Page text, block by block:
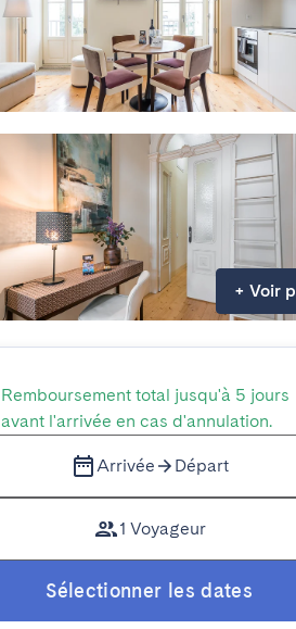
+ Voir
Remboursement total jusqu'à 5 jours
avant l'arrivée en cas d'annulation.
Arrivée Départ
1 Voyageur
Sélectionner les dates